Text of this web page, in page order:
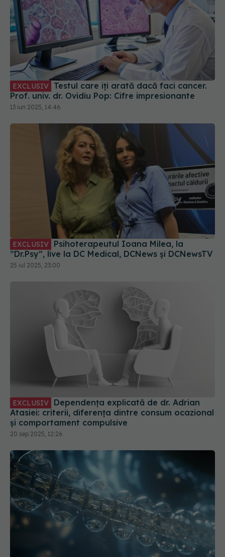
EXCLUSIV
Prof. univ. dr. Ovidiu Pop: Cifre impresionante
13 iun 2025, 14:46
EXCLUSIV
”Dr.Psy”, live la DC Medical, DCNews și DCNewsTV
25 iul 2025, 23:00
EXCLUSIV
Atasiei: criterii, diferența dintre consum ocazional
și comportament compulsive
20 sep 2025, 12:26